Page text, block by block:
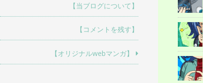
【当ブログについて】
【コメントを残す】
【オリジナルwebマンガ】